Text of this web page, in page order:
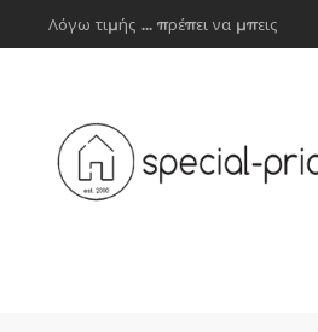
Λόγω τιμής ... πρέπει να μπεις